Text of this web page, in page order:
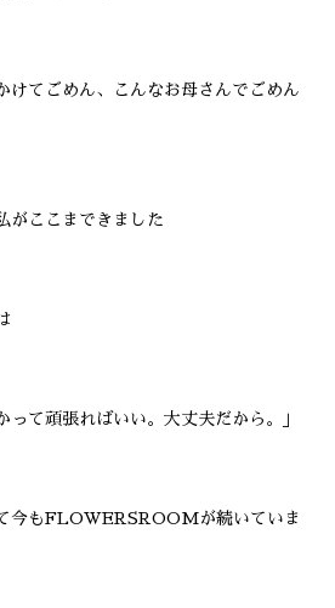
けてごめん、こんなお母さんでごめん
がここまできました
って頑張ればいい。大丈夫だから。」
今もFLOWERSROOMが続いていま